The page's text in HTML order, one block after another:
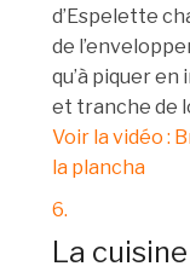
d’Espelette
de
qu’à piquer
et tranche de
Voir la vidéo :
la plancha
6.
La